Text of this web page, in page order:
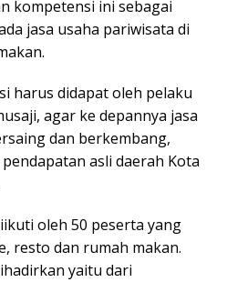
kompetensi ini sebagai
jasa usaha pariwisata di
harus didapat oleh pelaku
agar ke depannya jasa
dan berkembang,
asli daerah Kota
oleh 50 peserta yang
resto dan rumah makan.
yaitu dari